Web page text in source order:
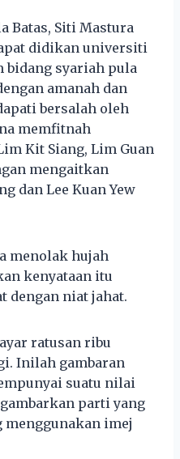
Batas, Siti Mastura
didikan universiti
bidang syariah pula
amanah dan
bersalah oleh
memfitnah
Kit Siang, Lim Guan
mengaitkan
dan Lee Kuan Yew
menolak hujah
kenyataan itu
dengan niat jahat.
ratusan ribu
Inilah gambaran
suatu nilai
parti yang
imej